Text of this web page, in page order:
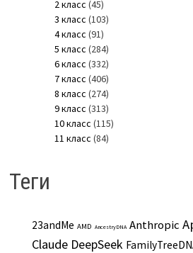
2 класс (45)
3 класс (103)
4 класс (91)
5 класс (284)
6 класс (332)
7 класс (406)
8 класс (274)
9 класс (313)
10 класс (115)
11 класс (84)
Теги
23andMe AMD AncestryDNA Anthropic
Claude DeepSeek